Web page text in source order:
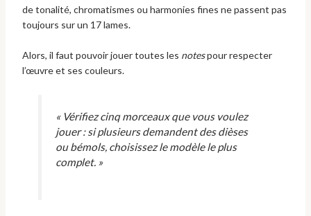
de tonalité, chromatismes ou harmonies fines ne passent pas
toujours sur un 17 lames.
Alors, il faut pouvoir jouer toutes les notespour respecter
l’œuvre et ses couleurs.
« Vérifiez cinq morceaux que vous voulez
jouer : si plusieurs demandent des dièses
ou bémols, choisissez le modèle le plus
complet. »